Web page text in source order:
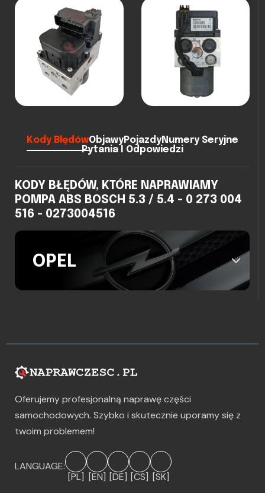
Kody BłędówObjawyPojazdyNumery Seryjne
Pytania I Odpowiedzi
KODY BŁĘDÓW, KTÓRE NAPRAWIAMY
POMPA ABS BOSCH 5.3 / 5.4 - 0 273 004
516 - 0273004516
OPEL
Oferujemy profesjonalną naprawę części
samochodowych. Szybko i skutecznie uporamy się z
twoim problemem!
LANGUAGE:
[PL] [EN] [DE] [CS] [SK]